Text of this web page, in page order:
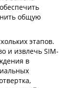
общую
этапов.
и извлечь SIM-
в